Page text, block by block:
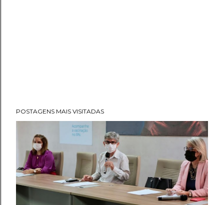
POSTAGENS MAIS VISITADAS